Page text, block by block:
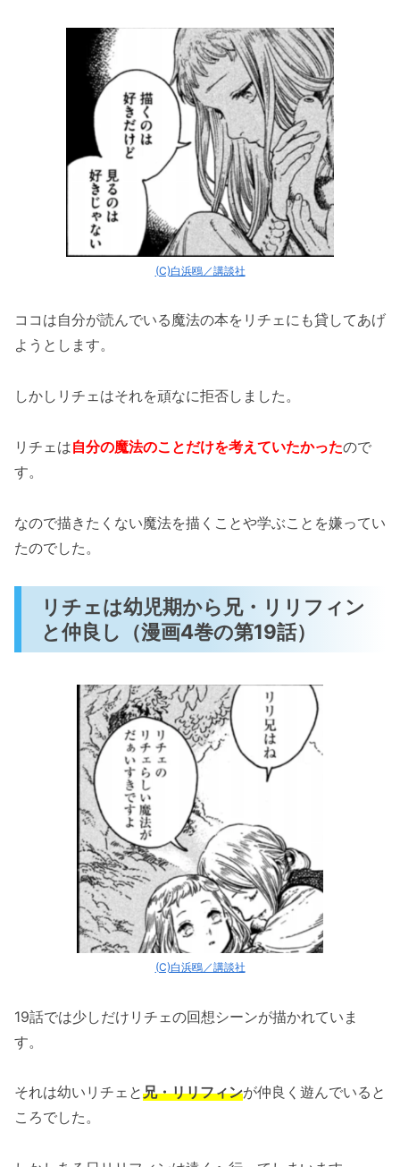
リチェがオルーギオを信じて行動（漫画5
巻の第29話）
リチェが皆の知識を繋いで扉窓を発展させ
る（漫画5巻の第29話）
リチェが図書の塔の試験にも前向きになる
（漫画6巻の第31話）
リチェが魔法の勉強をして独自の魔法器を
製作（漫画9巻の第46話）
リチェが銀夜祭の初出品で完売！（漫画10
巻の第52話）
「とんがり帽子のアトリエのリチェの過去や正
体を解説！商売の才能も？」まとめ
(C)白浜鴎／講談社
ココは自分が読んでいる魔法の本をリチェにも貸してあげ
ようとします。
しかしリチェはそれを頑なに拒否しました。
リチェは自分の魔法のことだけを考えていたかったので
す。
なので描きたくない魔法を描くことや学ぶことを嫌ってい
たのでした。
リチェは幼児期から兄・リリフィン
と仲良し（漫画4巻の第19話）
(C)白浜鴎／講談社
19話では少しだけリチェの回想シーンが描かれていま
す。
それは幼いリチェと兄・リリフィンが仲良く遊んでいると
ころでした。